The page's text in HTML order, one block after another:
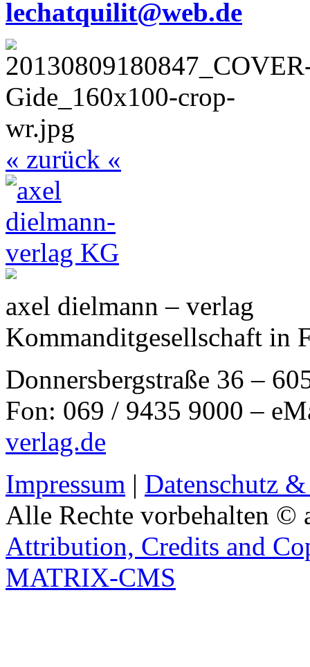
lechatquilit@web.de
« zurück «
axel dielmann – verlag
Kommanditgesellschaft in
Donnersbergstraße 36 –
Fon: 069 / 9435 9000 –
verlag.de
Impressum | Datenschutz
Alle Rechte vorbehalten ©
Attribution, Credits and
MATRIX-CMS